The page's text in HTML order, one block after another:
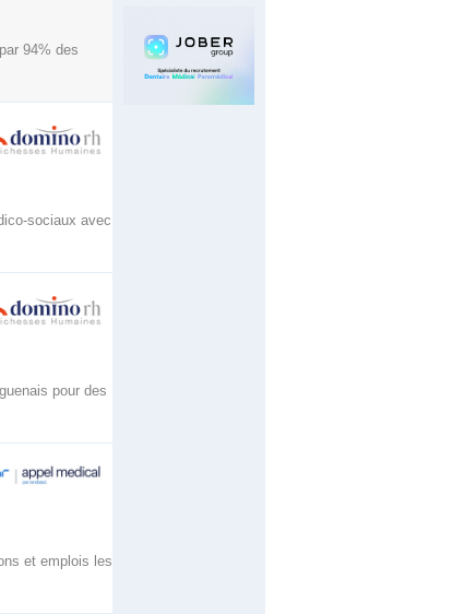
94% des
sociaux avec
pour des
et emplois les